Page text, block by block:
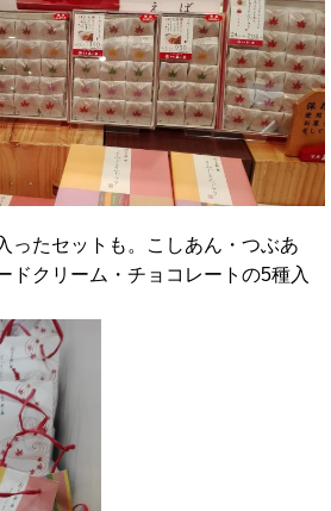
ったセットも。こしあん・つぶあ
ドクリーム・チョコレートの5種入